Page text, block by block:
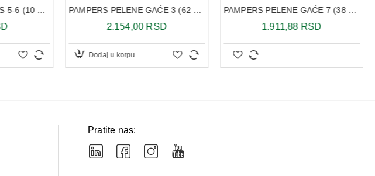
PAMPERS SPLASHERS 5-6 (10 KOMADA) PAMPERS PELENE GAĆE 3 (62 KOMADA)
2.154,00 RSD
Dodaj u korpu
PAMPERS PELENE GAĆE 7 (38 KOMADA)
1.911,88 RSD
Pratite nas: